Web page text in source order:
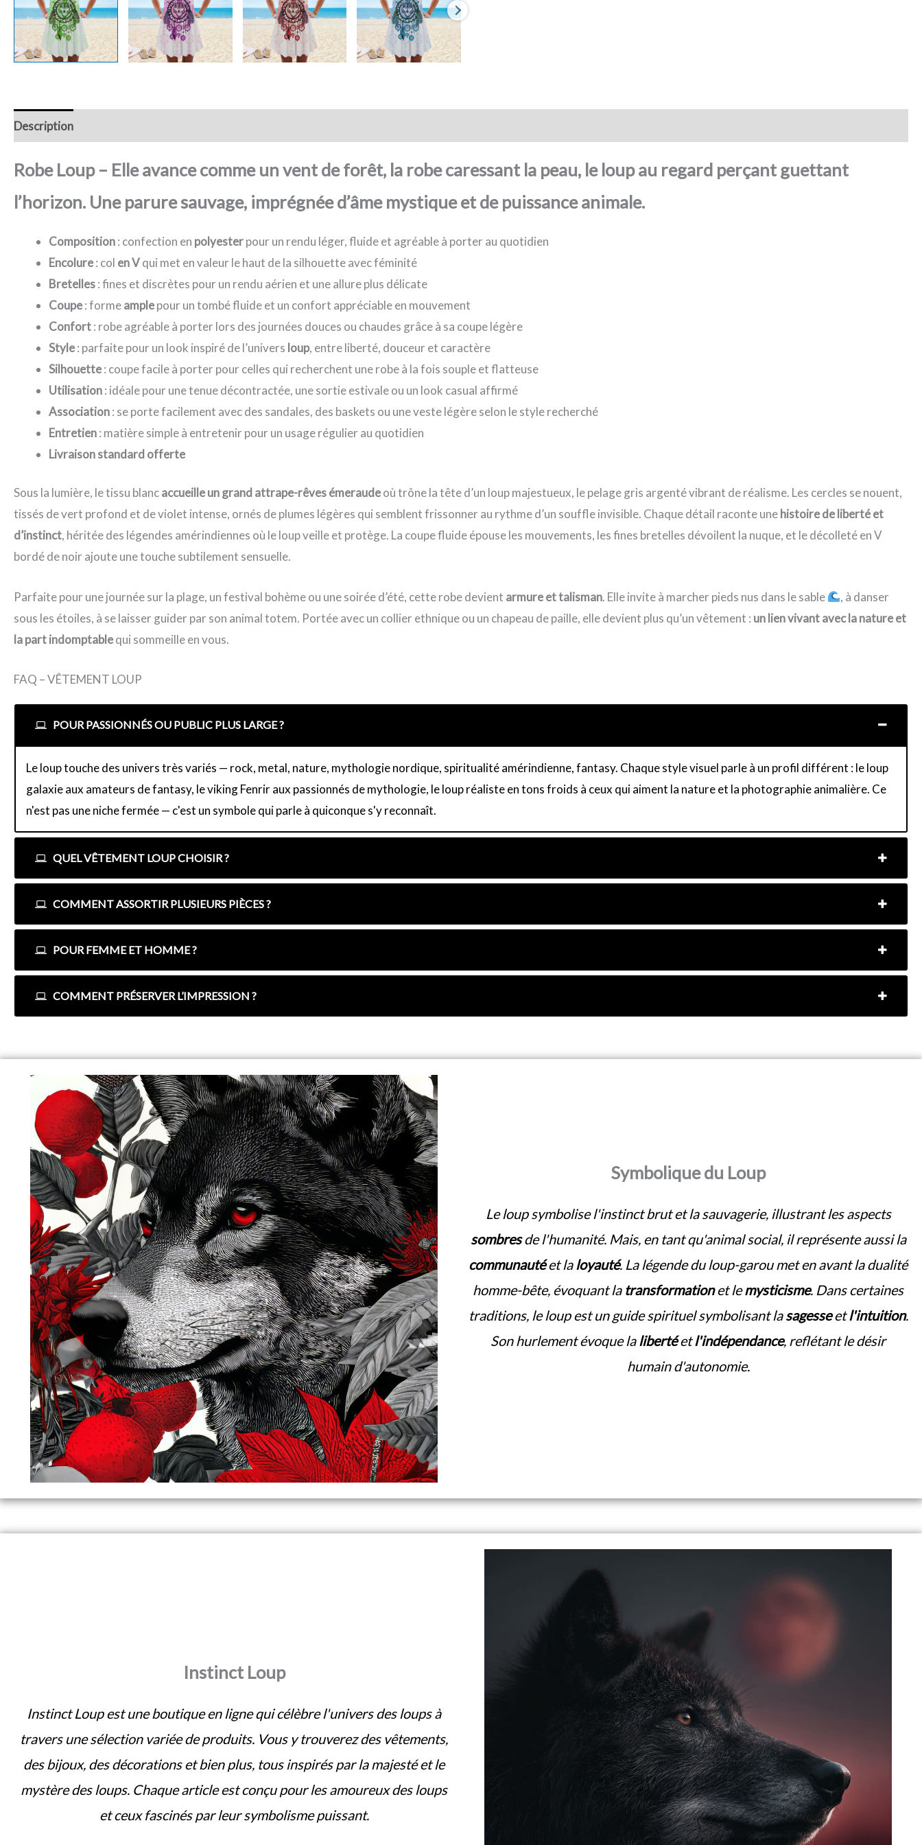
Description
Robe Loup – Elle avance comme un vent de forêt, la robe caressant la peau, le loup au regard perçant guettant
l’horizon. Une parure sauvage, imprégnée d’âme mystique et de puissance animale.
Composition: confection en polyesterpour un rendu léger, fluide et agréable à porter au quotidien
Encolure: col en Vqui met en valeur le haut de la silhouette avec féminité
Bretelles: fines et discrètes pour un rendu aérien et une allure plus délicate
Coupe: formeamplepour un tombé fluide et un confort appréciable en mouvement
Confort: robe agréable à porter lors des journées douces ou chaudes grâce à sa coupe légère
Style: parfaite pour un look inspiré de l’univers loup, entre liberté, douceur et caractère
Silhouette: coupe facile à porter pour celles qui recherchent une robe à la fois souple et flatteuse
Utilisation: idéale pour une tenue décontractée, une sortie estivale ou un look casual affirmé
Association: se porte facilement avec des sandales, des baskets ou une veste légère selon le style recherché
Entretien: matière simple à entretenir pour un usage régulier au quotidien
Livraison standard offerte
Sous la lumière, le tissu blancaccueille un grand attrape-rêves émeraudeoù trône la tête d’un loup majestueux, le pelage gris argenté vibrant de réalisme. Les cercles se nouent,
tissés de vert profond et de violet intense, ornés de plumes légères qui semblent frissonner au rythme d’un souffle invisible. Chaque détail raconte unehistoire de liberté et
d’instinct, héritée des légendes amérindiennes où le loup veille et protège. La coupe fluide épouse les mouvements, les fines bretelles dévoilent la nuque, et le décolleté en V
bordé de noir ajoute une touche subtilement sensuelle.
Parfaite pour une journée sur la plage, un festival bohème ou une soirée d’été, cette robe devient armure et talisman. Elle invite à marcher pieds nus dans le sable
, à danser
sous les étoiles, à se laisser guider par son animal totem. Portée avec un collier ethnique ou un chapeau de paille, elle devient plus qu’un vêtement : un lien vivant avec la nature et
la part indomptablequi sommeille en vous.
FAQ – VÊTEMENT LOUP
POUR PASSIONNÉS OU PUBLIC PLUS LARGE ?
Le loup touche des univers très variés — rock, metal, nature, mythologie nordique, spiritualité amérindienne, fantasy. Chaque style visuel parle à un profil différent : le loup
galaxie aux amateurs de fantasy, le viking Fenrir aux passionnés de mythologie, le loup réaliste en tons froids à ceux qui aiment la nature et la photographie animalière. Ce
n'est pas une niche fermée — c'est un symbole qui parle à quiconque s'y reconnaît.
QUEL VÊTEMENT LOUP CHOISIR ?
COMMENT ASSORTIR PLUSIEURS PIÈCES ?
POUR FEMME ET HOMME ?
COMMENT PRÉSERVER L’IMPRESSION ?
Symbolique du Loup
Le loup symbolise l'instinct brut et la sauvagerie, illustrant les aspects
sombresde l'humanité. Mais, en tant qu'animal social, il représente aussi la
communautéet la loyauté. La légende du loup-garou met en avant la dualité
homme-bête, évoquant la transformationet lemysticisme. Dans certaines
traditions, le loup est un guide spirituel symbolisant lasagesseetl'intuition.
Son hurlement évoque la libertéetl'indépendance, reflétant le désir
humain d'autonomie.
Instinct Loup
Instinct Loup est une boutique en ligne qui célèbre l'univers des loups à
travers une sélection variée de produits. Vous y trouverez des vêtements,
des bijoux, des décorations et bien plus, tous inspirés par la majesté et le
mystère des loups. Chaque article est conçu pour les amoureux des loups
et ceux fascinés par leur symbolisme puissant.